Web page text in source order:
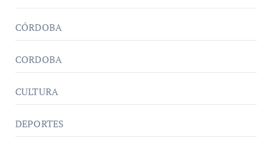
CÓRDOBA
CORDOBA
CULTURA
DEPORTES